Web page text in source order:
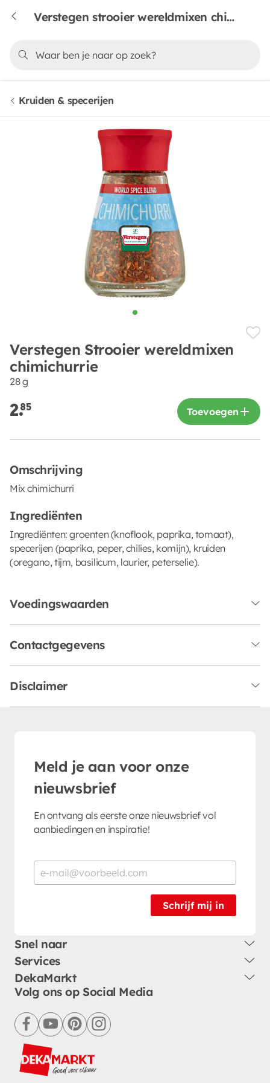
Verstegen strooier wereldmixen chimichurrie
Kruiden & specerijen
Verstegen Strooier wereldmixen
chimichurrie
28 g
2.85 Toevoegen
Omschrijving
Mix chimichurri
Ingrediënten
Ingrediënten: groenten (knoflook, paprika, tomaat),
specerijen (paprika, peper, chilies, komijn), kruiden
(oregano, tijm, basilicum, laurier, peterselie).
Voedingswaarden
Contactgegevens
Disclaimer
Meld je aan voor onze
nieuwsbrief
En ontvang als eerste onze nieuwsbrief vol
aanbiedingen en inspiratie!
Schrijf mij in
Snel naar
Services
DekaMarkt
Volg ons op Social Media
facebookyoutubepinterestinstagram